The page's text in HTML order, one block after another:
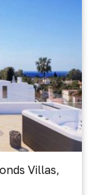
Villas,